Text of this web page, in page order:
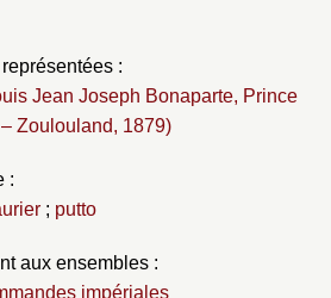
:
Jean Joseph Bonaparte, Prince
Zoulouland, 1879)
:
; putto
aux ensembles :
impériales